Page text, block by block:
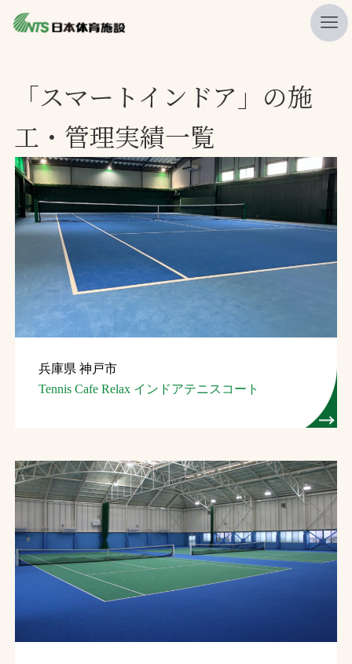
ニュース
プレスリリース
レポート
製品・サービス一覧
施工・管理実績一覧
会社概要
採用情報
検索
お問合せ
ソーシャルメディアポリシー
InstagramFacebook
YouTube
文字の見えづらさや操作にお困りの方へ
「スマートインドア」の施
工・管理実績一覧
兵庫県 神戸市
Tennis Cafe Relax インドアテニスコート